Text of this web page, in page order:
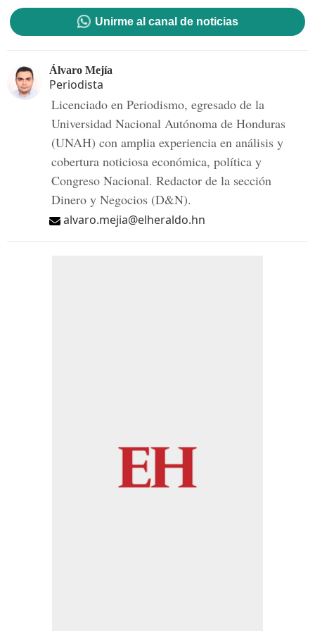
Unirme al canal de noticias
Álvaro Mejía
Periodista
Licenciado en Periodismo, egresado de la
Universidad Nacional Autónoma de Honduras
(UNAH) con amplia experiencia en análisis y
cobertura noticiosa económica, política y
Congreso Nacional. Redactor de la sección
Dinero y Negocios (D&N).
alvaro.mejia@elheraldo.hn